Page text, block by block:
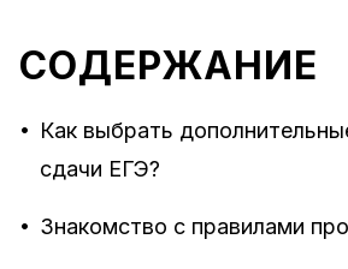
СОДЕРЖАНИЕ
• Как выбрать
сдачи ЕГЭ?
• Знакомство с правилами